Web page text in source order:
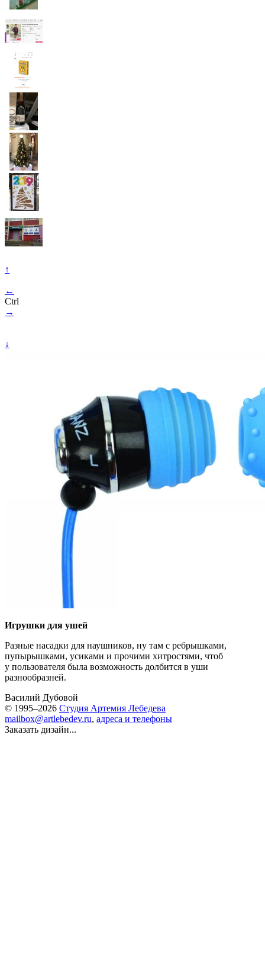
↑
←
Ctrl
→
↓
Игрушки для ушей
Разные насадки для наушников, ну там с ребрышками,
пупырышками, усиками и прочими хитростями, чтоб
у пользователя была возможность долбится в уши
разнообразней.
Василий Дубовой
© 1995–2026 Студия Артемия Лебедева
mailbox@artlebedev.ru, адреса и телефоны
Заказать дизайн...